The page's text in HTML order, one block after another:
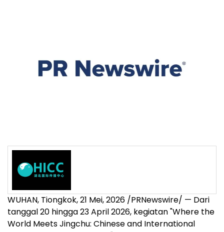
WUHAN, Tiongkok,21 Mei, 2026 /PRNewswire/ — Dari
tanggal 20 hingga 23 April 2026, kegiatan "Where the
World Meets Jingchu: Chinese and International